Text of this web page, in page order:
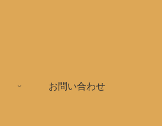
お問い合わせ